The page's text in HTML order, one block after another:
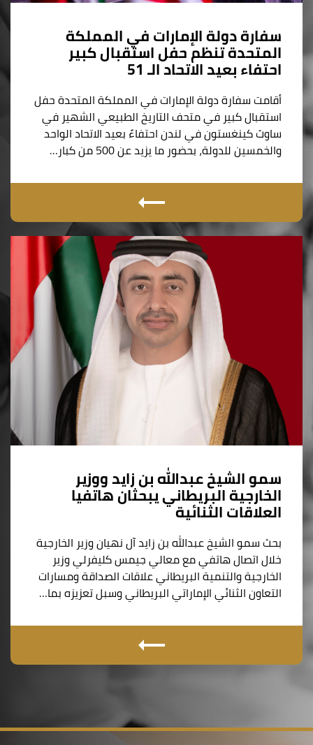
سفارة دولة الإمارات في المملكة
المتحدة تنظم حفل استقبال كبير
احتفاء بعيد الاتحاد الـ 51
أقامت سفارة دولة الإمارات في المملكة المتحدة حفل
استقبال كبير في متحف التاريخ الطبيعي الشهير في
ساوث كينغستون في لندن احتفاءً بعيد الاتحاد الواحد
والخمسين للدولة، بحضور ما يزيد عن 500 من كبار…
سمو الشيخ عبدالله بن زايد ووزير
الخارجية البريطاني يبحثان هاتفيا
العلاقات الثنائية
بحث سمو الشيخ عبدالله بن زايد آل نهيان وزير الخارجية
خلال اتصال هاتفي مع معالي جيمس كليفرلي وزير
الخارجية والتنمية البريطاني علاقات الصداقة ومسارات
التعاون الثنائي الإماراتي البريطاني وسبل تعزيزه بما…